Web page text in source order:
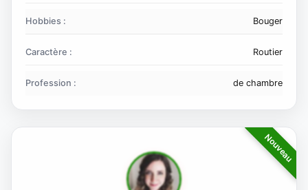
Hobbies : Bouger
Caractère : Routier
Profession : de chambre